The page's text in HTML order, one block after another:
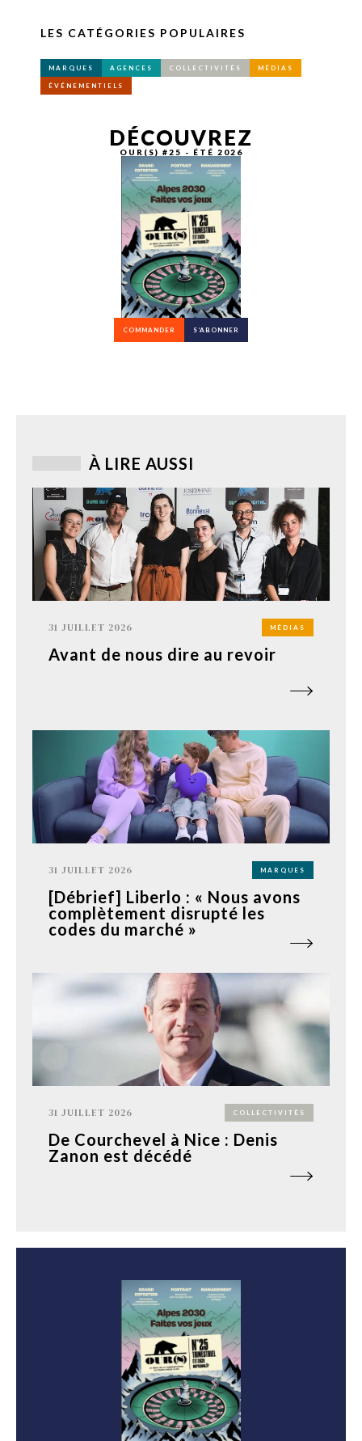
LES CATÉGORIES POPULAIRES
MARQUES AGENCES COLLECTIVITÉS MÉDIAS
ÉVÉNEMENTIELS
DÉCOUVREZ
OUR(S) #25 - ÉTÉ 2026
COMMANDER S’ABONNER
À LIRE AUSSI
31 JUILLET 2026 MÉDIAS
Avant de nous dire au revoir
31 JUILLET 2026 MARQUES
[Débrief] Liberlo : « Nous avons
complètement disrupté les
codes du marché »
31 JUILLET 2026 COLLECTIVITÉS
De Courchevel à Nice : Denis
Zanon est décédé